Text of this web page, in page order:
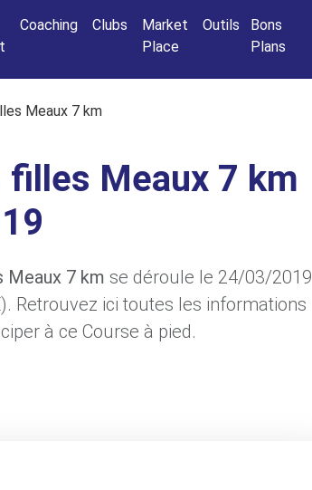
Coaching Clubs
Market
Place
Outils
Bons
Plans
Meaux 7 km
filles Meaux 7 km
Meaux 7 km se déroule le 24/03/2019
Retrouvez ici toutes les informations
à ce Course à pied.